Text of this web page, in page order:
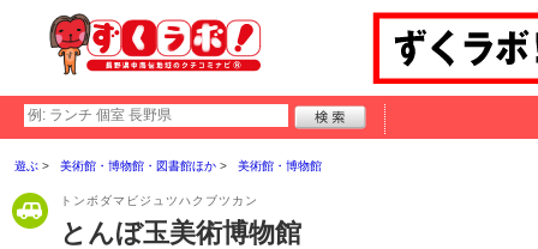
遊ぶ 美術館・博物館・図書館ほか 美術館・博物館
トンボダマビジュツハクブツカン
とんぼ玉美術博物館